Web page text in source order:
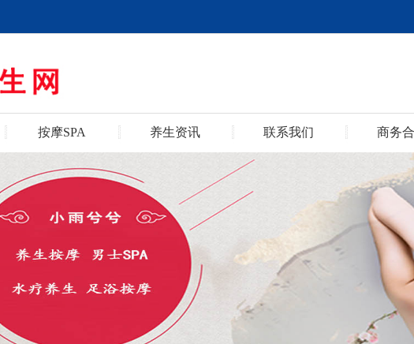
按摩SPA 养生资讯 联系我们 商务